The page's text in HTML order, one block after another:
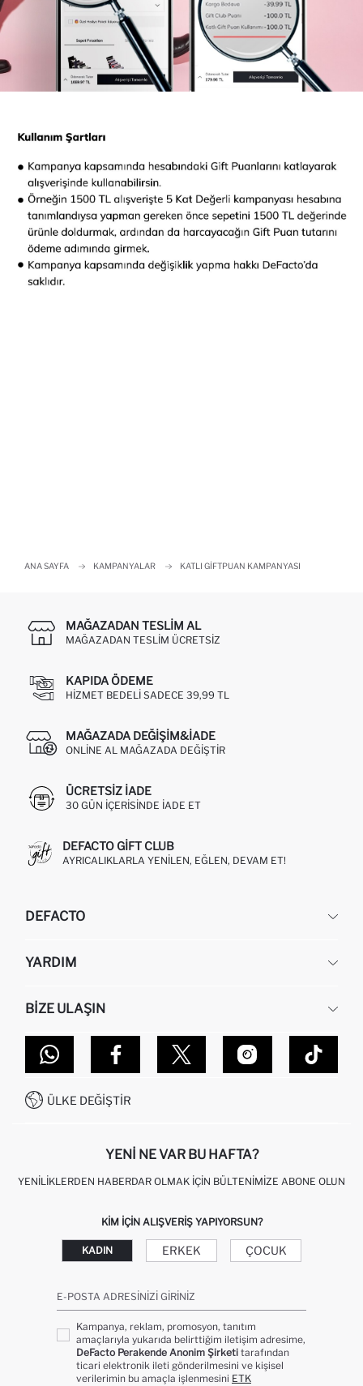
ANA SAYFA KAMPANYALAR KATLI GIFTPUAN KAMPANYASI
MAĞAZADAN TESLIM AL
MAĞAZADAN TESLIM ÜCRETSIZ
KAPIDA ÖDEME
HIZMET BEDELI SADECE 39,99 TL
MAĞAZADA DEĞIŞIM&İADE
ONLINE AL MAĞAZADA DEĞIŞTIR
ÜCRETSIZ IADE
30 GÜN IÇERISINDE IADE ET
DEFACTO GIFT CLUB
AYRICALIKLARLA YENILEN, EĞLEN, DEVAM ET!
DEFACTO
HAKKIMIZDA
KURUMSAL SATIŞ
DEFACTO TEKNOLOJI
SITEMAP
YARDIM
SIPARIŞIMI NASIL TAKIP EDERIM?
NASIL İADE EDERIM?
GIFT CLUB SIKÇA SORULAN SORULAR
İŞLEM REHBERI
KAMPANYALAR
BIZE ULAŞIN
MAĞAZALARIMIZ
İLETIŞIM FORMU
0850 333 22 86
ÜLKE DEĞIŞTIR
YENI NE VAR BU HAFTA?
YENILIKLERDEN HABERDAR OLMAK İÇIN BÜLTENIMIZE ABONE OLUN
KIM IÇIN ALIŞVERIŞ YAPIYORSUN?
KADIN ERKEK ÇOCUK
E-POSTA ADRESINIZI GIRINIZ
Kampanya, reklam, promosyon, tanıtım
amaçlarıyla yukarıda belirttiğim iletişim adresime,
DeFacto Perakende Anonim Şirketi tarafından
ticari elektronik ileti gönderilmesini ve kişisel
verilerimin bu amaçla işlenmesini ETK